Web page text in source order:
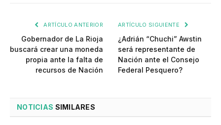
ARTÍCULO ANTERIOR
Gobernador de La Rioja
buscará crear una moneda
propia ante la falta de
recursos de Nación
ARTÍCULO SIGUIENTE
¿Adrián “Chuchi” Awstin
será representante de
Nación ante el Consejo
Federal Pesquero?
NOTICIAS SIMILARES